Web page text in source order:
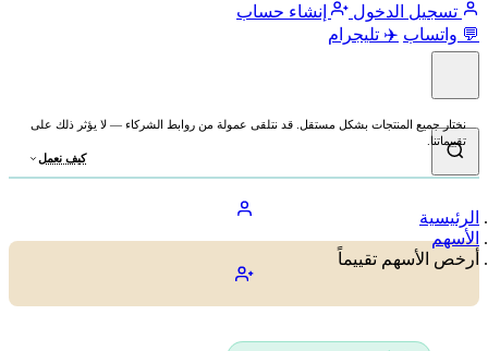
تسجيل الدخول
إنشاء حساب
💬 واتساب ✈️ تليجرام
نختار جميع المنتجات بشكل مستقل. قد نتلقى عمولة من روابط الشركاء — لا يؤثر ذلك على
تقييماتنا.
كيف نعمل
الرئيسية
الأسهم
أرخص الأسهم تقييماً